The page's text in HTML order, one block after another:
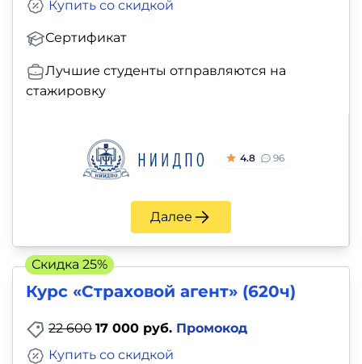
Сертификат
Купить со скидкой
Лучшие студенты отправляются на
стажировку
4.8 96
Далее
Курс «Страховой агент» (620ч)
22 600 17 000 руб. Промокод
Купить со скидкой
Скидка 25%